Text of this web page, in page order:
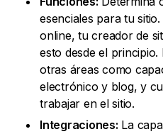
esenciales para tu
online, tu creador de
esto desde el principio.
otras áreas como
electrónico y blog, y
trabajar en el sitio.
Integraciones: La